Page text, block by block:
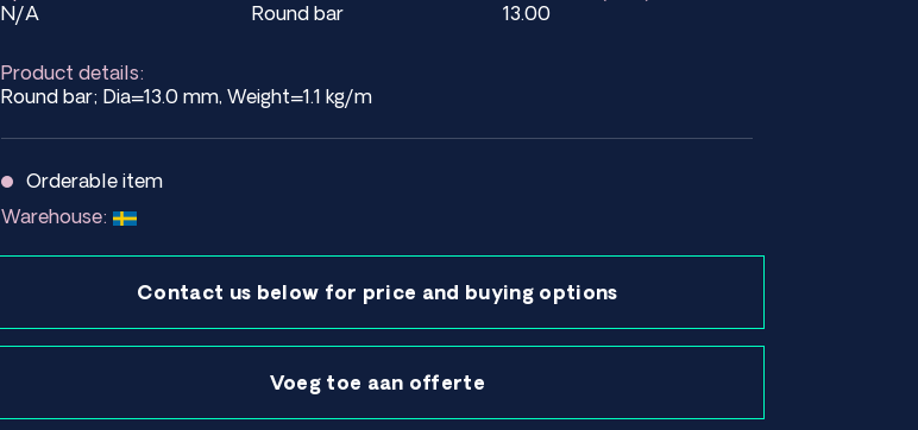
N/A
Round bar
13.00
Product details:
Round bar; Dia=13.0 mm, Weight=1.1 kg/m
Orderable item
Warehouse:
Contact us below for price and buying options
Voeg toe aan offerte